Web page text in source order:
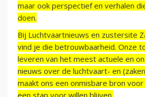
maar ook perspectief en verhalen
doen.
Bij Luchtvaartnieuws en zustersite
vind je die betrouwbaarheid. Onze
leveren van het meest actuele en
nieuws over de luchtvaart- en
maakt ons een onmisbare bron